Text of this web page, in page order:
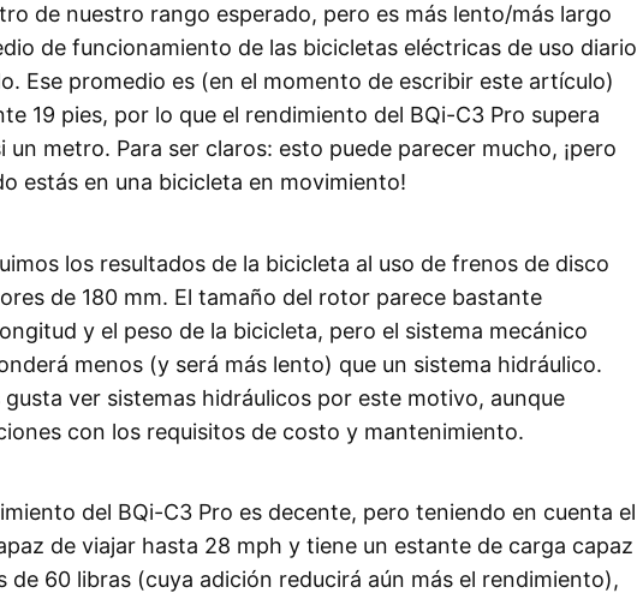
de nuestro rango esperado, pero es más lento/más largo
de funcionamiento de las bicicletas eléctricas de uso diario
Ese promedio es (en el momento de escribir este artículo)
19 pies, por lo que el rendimiento del BQi-C3 Pro supera
un metro. Para ser claros: esto puede parecer mucho, ¡pero
estás en una bicicleta en movimiento!
los resultados de la bicicleta al uso de frenos de disco
de 180 mm. El tamaño del rotor parece bastante
y el peso de la bicicleta, pero el sistema mecánico
menos (y será más lento) que un sistema hidráulico.
gusta ver sistemas hidráulicos por este motivo, aunque
con los requisitos de costo y mantenimiento.
del BQi-C3 Pro es decente, pero teniendo en cuenta el
de viajar hasta 28 mph y tiene un estante de carga capaz
de 60 libras (cuya adición reducirá aún más el rendimiento),